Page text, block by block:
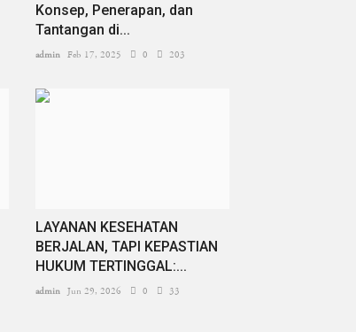
Konsep, Penerapan, dan
Tantangan di...
admin Feb 17, 2025 0 203
LAYANAN KESEHATAN
BERJALAN, TAPI KEPASTIAN
HUKUM TERTINGGAL:...
admin Jun 29, 2026 0 33